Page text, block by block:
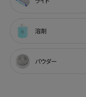
溶剤
パウダー